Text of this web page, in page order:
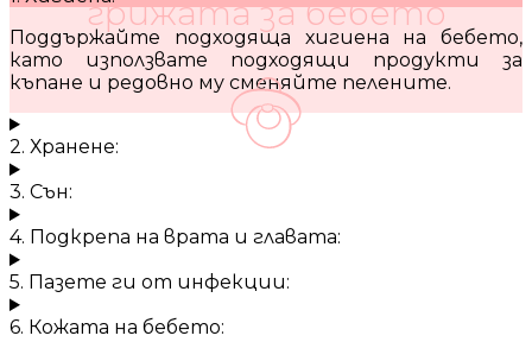
грижата за бебето
Поддържайте подходяща хигиена на бебето,
като използвате подходящи продукти за
къпане и редовно му сменяйте пелените.
2. Хранене:
3. Сън:
4. Подкрепа на врата и главата:
5. Пазете ги от инфекции:
6. Кожата на бебето: